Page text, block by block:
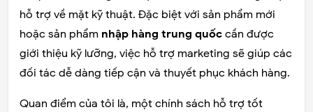
hỗ trợ về mặt kỹ thuật. Đặc biệt với sản phẩm mới
hoặc sản phẩm nhập hàng trung quốc cần được
giới thiệu kỹ lưỡng, việc hỗ trợ marketing sẽ giúp các
đối tác dễ dàng tiếp cận và thuyết phục khách hàng.
Quan điểm của tôi là, một chính sách hỗ trợ tốt